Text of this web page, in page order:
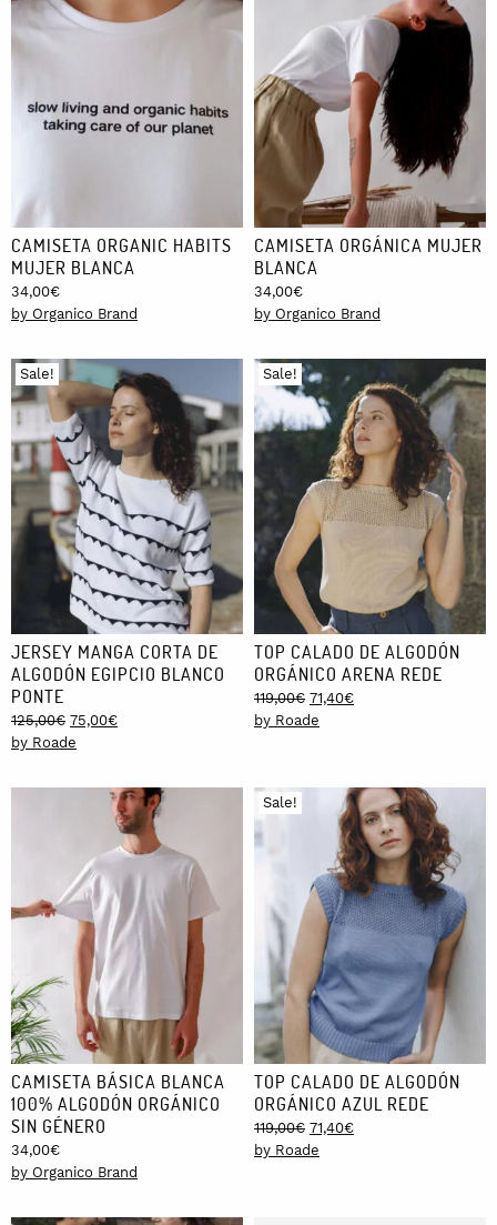
CAMISETA ORGANIC HABITS
MUJER BLANCA
34,00€
by Organico Brand
CAMISETA ORGÁNICA MUJER
BLANCA
34,00€
by Organico Brand
Sale!
JERSEY MANGA CORTA DE
ALGODÓN EGIPCIO BLANCO
PONTE
125,00€ Original
price
125,00€.
75,00€Current
75,00€.
by Roade
Sale!
TOP CALADO DE ALGODÓN
ORGÁNICO ARENA REDE
119,00€ Original
price
71,40€Current
by Roade
CAMISETA BÁSICA BLANCA
100% ALGODÓN ORGÁNICO
SIN GÉNERO
34,00€
by Organico Brand
Sale!
TOP CALADO DE ALGODÓN
ORGÁNICO AZUL REDE
119,00€ Original
price
71,40€Current
by Roade